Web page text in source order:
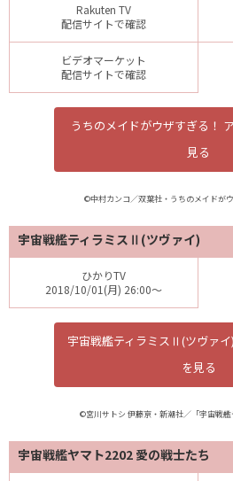
Rakuten TV
配信サイトで確認
ビデオマーケット
配信サイトで確認
うちのメイドがウザすぎる！
見る
©中村カンコ／双葉社・うちのメイドが
宇宙戦艦ティラミスⅡ(ツヴァイ)
ひかりTV
2018/10/01(月) 26:00～
宇宙戦艦ティラミスⅡ(ツヴァ
を見る
©宮川サトシ 伊藤亰・新潮社／「宇宙戦
宇宙戦艦ヤマト2202 愛の戦士たち